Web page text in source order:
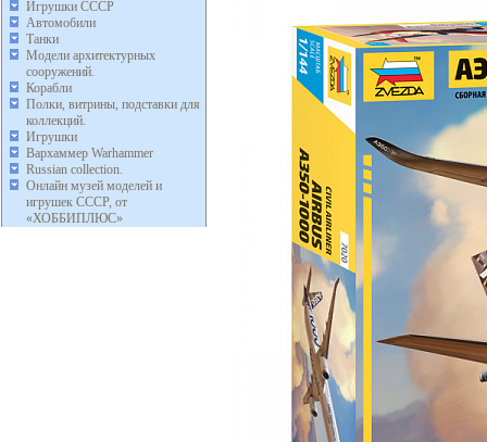
Игрушки СССР
Автомобили
Танки
Модели архитектурных
сооружений.
Корабли
Полки, витрины, подставки для
коллекций.
Игрушки
Вархаммер Warhammer
Russian collection.
Онлайн музей моделей и
игрушек СССР, от
«ХОББИПЛЮС»